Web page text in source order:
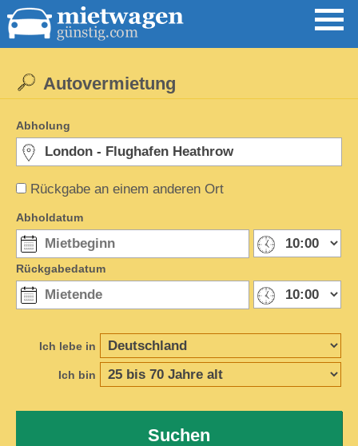
Rückgabe an einem anderen Ort
Autovermietung
Abholung
Abholdatum
Rückgabedatum
Ich lebe in
Ich bin
Suchen